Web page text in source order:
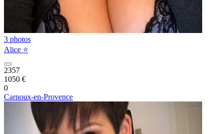
3 photos
Alice ⭐️
2357
1050 €
0
Carnoux-en-Provence